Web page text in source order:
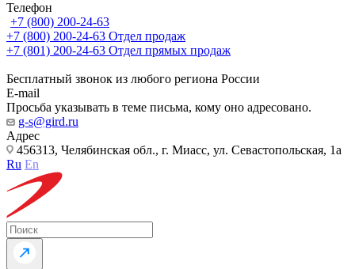
Телефон
+7 (800) 200-24-63
+7 (800) 200-24-63 Отдел продаж
+7 (801) 200-24-63 Отдел прямых продаж
Бесплатный звонок из любого региона России
E-mail
Просьба указывать в теме письма, кому оно адресовано.
g-s@gird.ru
Адрес
456313, Челябинская обл., г. Миасс, ул. Севастопольская, 1а
Ru En